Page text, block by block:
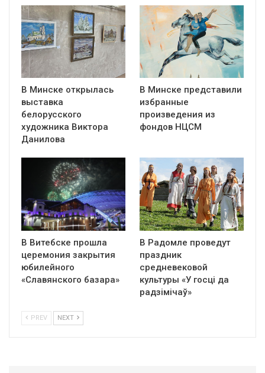
В Минске открылась
выставка
белорусского
художника Виктора
Данилова
В Минске представили
избранные
произведения из
фондов НЦСМ
В Витебске прошла
церемония закрытия
юбилейного
«Славянского базара»
В Радомле проведут
праздник
средневековой
культуры «У госці да
радзімічаў»
PREV NEXT